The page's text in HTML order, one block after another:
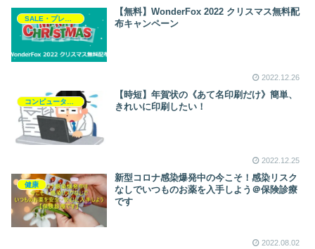
【無料】WonderFox 2022 クリスマス無料配
布キャンペーン
2022.12.26
【時短】年賀状の《あて名印刷だけ》簡単、
きれいに印刷したい！
2022.12.25
健康
新型コロナ感染爆発中の今こそ！感染リスク
なしでいつものお薬を入手しよう＠保険診療
です
2022.08.02